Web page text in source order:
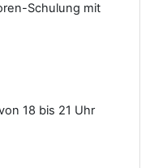
Schulung mit
18 bis 21 Uhr